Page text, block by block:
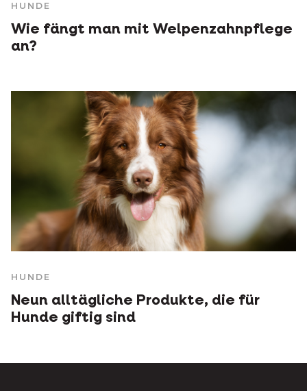
HUNDE
Wie fängt man mit Welpenzahnpflege
an?
HUNDE
Neun alltägliche Produkte, die für
Hunde giftig sind